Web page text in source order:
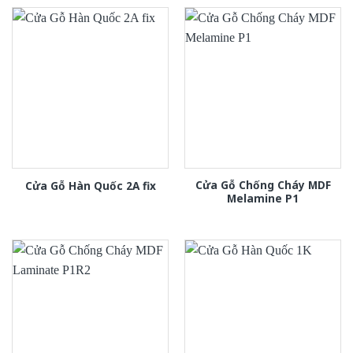
Cửa Gỗ Hàn Quốc 2A fix
Cửa Gỗ Chống Cháy MDF
Melamine P1